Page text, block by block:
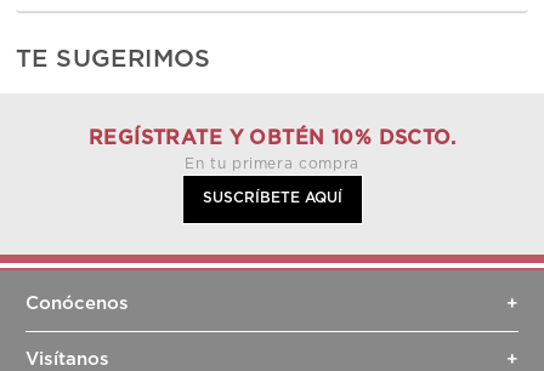
TE SUGERIMOS
REGÍSTRATE Y OBTÉN 10% DSCTO.
En tu primera compra
SUSCRÍBETE AQUÍ
Conócenos +
Sobre nosotros
Visítanos +